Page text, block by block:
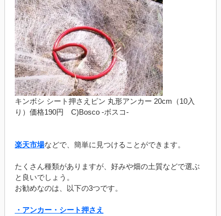
キンボシ シート押さえピン 丸形アンカー 20cm（10入
り）価格190円 C)Bosco -ボスコ-
楽天市場などで、簡単に見つけることができます。
たくさん種類がありますが、好みや畑の土質などで選ぶ
と良いでしょう。
お勧めなのは、以下の3つです。
・アンカー・シート押さえ